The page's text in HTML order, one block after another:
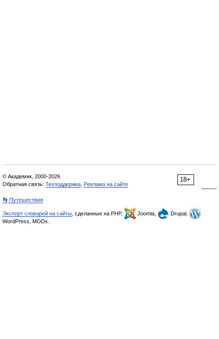
18+
© Академик, 2000-2026
Обратная связь: Техподдержка Реклама на сайте
👣 Путешествия
Экспорт словарей на сайты , сделанные на PHP, Joomla,
Drupal,
WordPress, MODx.